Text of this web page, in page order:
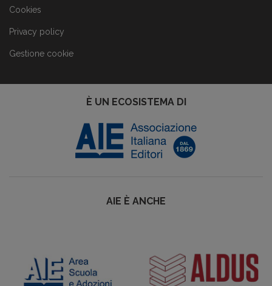
Cookies
Privacy policy
Gestione cookie
È UN ECOSISTEMA DI
AIE È ANCHE